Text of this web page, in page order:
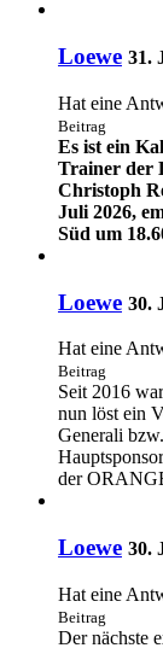
Loewe 31.
Hat eine
Beitrag
Es ist ein
Trainer der
Christoph
Juli 2026,
Süd um
Loewe 30.
Hat eine
Beitrag
Seit 2016
nun löst ein
Generali
der
Loewe 30.
Hat eine
Beitrag
Der nächste